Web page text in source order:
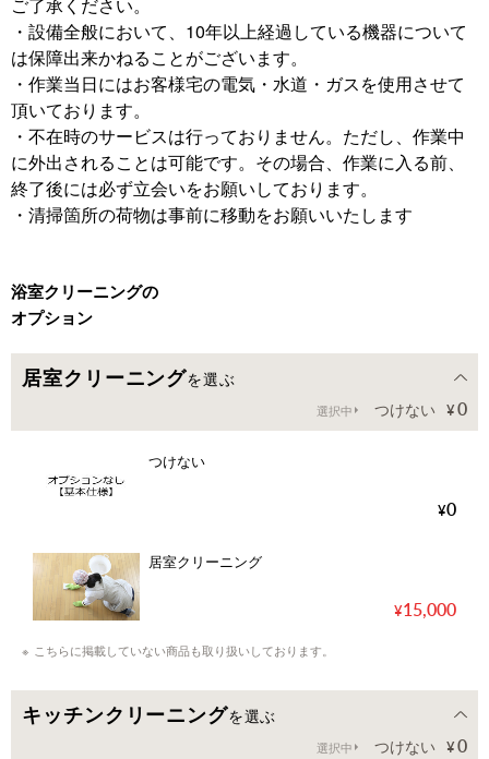
・設備全般において、10年以上経過している機器について
は保障出来かねることがございます。
・作業当日にはお客様宅の電気・水道・ガスを使用させて
頂いております。
・不在時のサービスは行っておりません。ただし、作業中
に外出されることは可能です。その場合、作業に入る前、
終了後には必ず立会いをお願いしております。
・清掃箇所の荷物は事前に移動をお願いいたします
浴室クリーニングの
オプション
居室クリーニングを選ぶ
選択中 つけない 0
つけない
0
居室クリーニング
15,000
こちらに掲載していない商品も取り扱いしております。
キッチンクリーニングを選ぶ
選択中 つけない 0